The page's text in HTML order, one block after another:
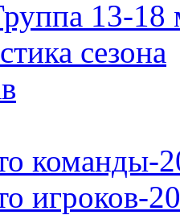
13-18
сезона
команды-
игроков-